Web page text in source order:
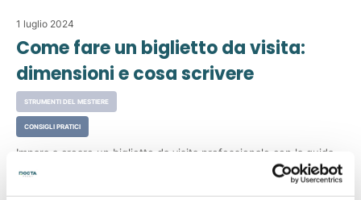
1 luglio 2024
Come fare un biglietto da visita:
dimensioni e cosa scrivere
STRUMENTI DEL MESTIERE
CONSIGLI PRATICI
Impara a creare un biglietto da visita professionale con la guida
su dimensioni standard e suggerimenti su cosa includere per